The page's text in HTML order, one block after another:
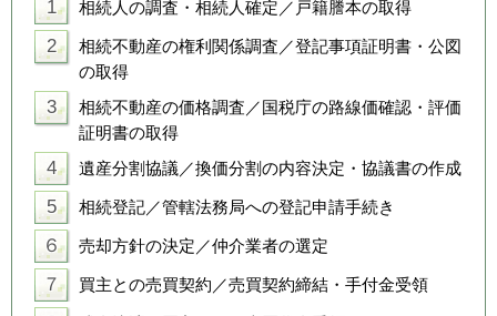
1 相続人の調査・相続人確定／戸籍謄本の取得
2
相続不動産の権利関係調査／登記事項証明書・公図
の取得
3
相続不動産の価格調査／国税庁の路線価確認・評価
証明書の取得
4 遺産分割協議／換価分割の内容決定・協議書の作成
5 相続登記／管轄法務局への登記申請手続き
６ 売却方針の決定／仲介業者の選定
７ 買主との売買契約／売買契約締結・手付金受領